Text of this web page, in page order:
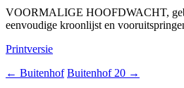
VOORMALIGE HOOFDWACHT,
eenvoudige kroonlijst en
Printversie
← Buitenhof Buitenhof 20 →